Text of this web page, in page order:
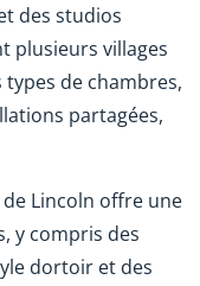
des studios
plusieurs villages
de chambres,
partagées,
Lincoln offre une
y compris des
dortoir et des